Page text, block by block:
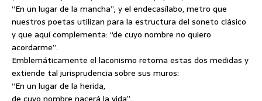
“En un lugar de la mancha”; y el endecasílabo, metro que
nuestros poetas utilizan para la estructura del soneto clásico
y que aquí complementa: “de cuyo nombre no quiero
acordarme”.
Emblemáticamente el laconismo retoma estas dos medidas y
extiende tal jurisprudencia sobre sus muros:
“En un lugar de la herida,